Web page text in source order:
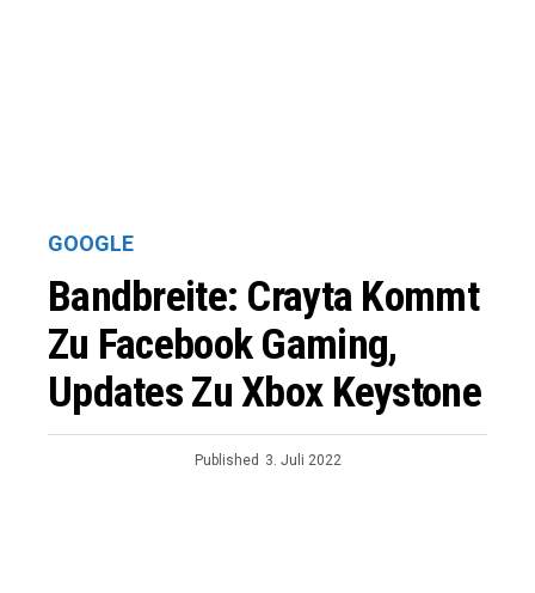
GOOGLE
Bandbreite: Crayta Kommt
Zu Facebook Gaming,
Updates Zu Xbox Keystone
Published 3. Juli 2022